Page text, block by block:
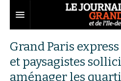
Territoires
Grand Paris
et paysagistes
aménager les